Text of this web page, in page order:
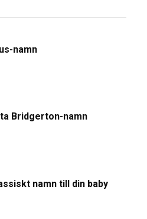
namn
Bridgerton-namn
namn till din baby